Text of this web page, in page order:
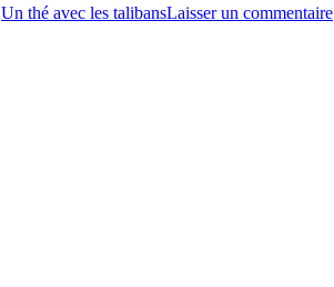
Un thé avec les talibansLaisser un commentaire